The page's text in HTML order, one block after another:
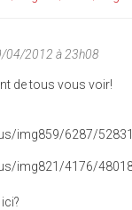
04/2012 à 23h08
de tous vous voir!